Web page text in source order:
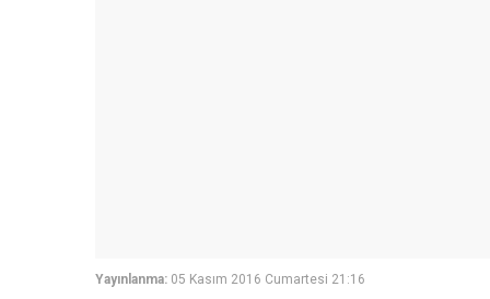
Yayınlanma: 05 Kasım 2016 Cumartesi 21:16